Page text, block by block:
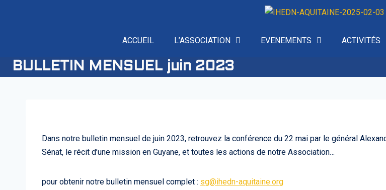
ACCUEIL L’ASSOCIATION EVENEMENTS ACTIVITÉS
BULLETIN MENSUEL juin 2023
Dans notre bulletin mensuel de juin 2023, retrouvez la conférence du 22 mai par le général
Sénat, le récit d’une mission en Guyane, et toutes les actions de notre Association…
pour obtenir notre bulletin mensuel complet : sg@ihedn-aquitaine.org